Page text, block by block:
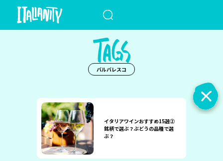
バルバレスコ
イタリアワインおすすめ15選②
銘柄で選ぶ？ぶどうの品種で選
ぶ？